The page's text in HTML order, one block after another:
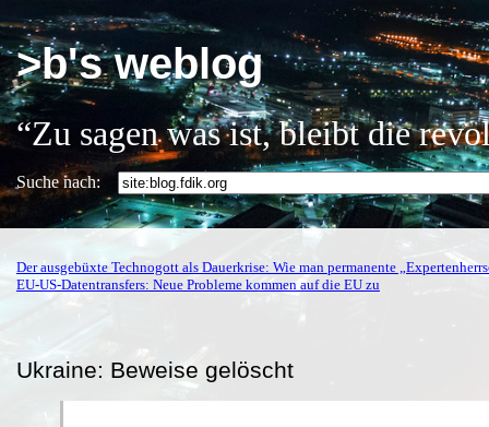
>b's weblog
“Zu sagen was ist, bleibt die
Suche nach:
Der ausgebüxte Technogott als Dauerkrise: Wie man permanente
EU-US-Datentransfers: Neue Probleme kommen auf die EU zu
Ukraine: Beweise gelöscht